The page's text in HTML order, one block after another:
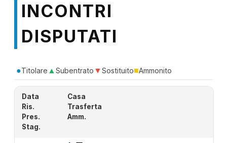
INCONTRI
DISPUTATI
●Titolare ▲Subentrato ▼Sostituito■Ammonito
Data
Casa
Ris.
Trasferta
Pres.
Amm.
Stag.